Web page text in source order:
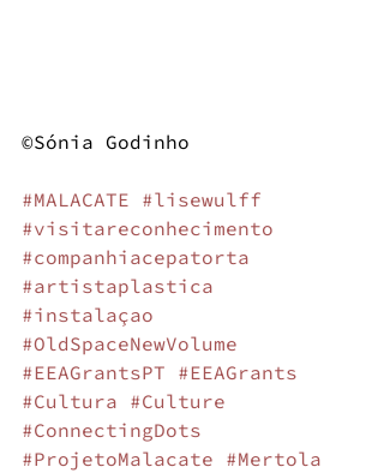
©Sónia Godinho
#MALACATE #lisewulff
#visitareconhecimento
#companhiacepatorta
#artistaplastica
#instalaçao
#OldSpaceNewVolume
#EEAGrantsPT #EEAGrants
#Cultura #Culture
#ConnectingDots
#ProjetoMalacate #Mertola